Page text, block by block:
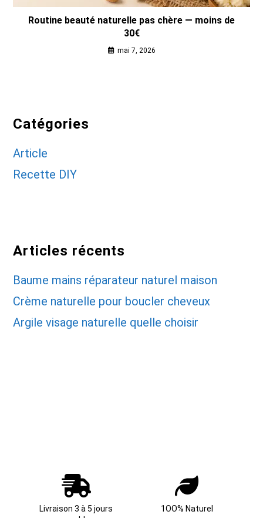
Routine beauté naturelle pas chère — moins de
30€
mai 7, 2026
Catégories
Article
Recette DIY
Articles récents
Baume mains réparateur naturel maison
Crème naturelle pour boucler cheveux
Argile visage naturelle quelle choisir
Livraison 3 à 5 jours
1OO% Naturel